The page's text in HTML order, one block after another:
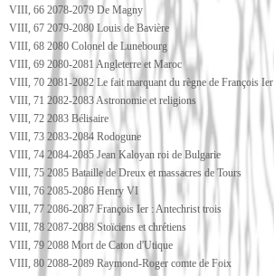
VIII, 66 2078-2079 De Magny
VIII, 67 2079-2080 Louis de Bavière
VIII, 68 2080 Colonel de Lunebourg
VIII, 69 2080-2081 Angleterre et Maroc
VIII, 70 2081-2082 Le fait marquant du règne de François Ier
VIII, 71 2082-2083 Astronomie et religions
VIII, 72 2083 Bélisaire
VIII, 73 2083-2084 Rodogune
VIII, 74 2084-2085 Jean Kaloyan roi de Bulgarie
VIII, 75 2085 Bataille de Dreux et massacres de Tours
VIII, 76 2085-2086 Henry VI
VIII, 77 2086-2087 François Ier : Antechrist trois
VIII, 78 2087-2088 Stoïciens et chrétiens
VIII, 79 2088 Mort de Caton d'Utique
VIII, 80 2088-2089 Raymond-Roger comte de Foix